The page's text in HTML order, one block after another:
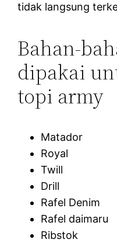
tidak langsung
Bahan-
dipakai
topi army
Matador
Royal
Twill
Drill
Rafel Denim
Rafel daimaru
Ribstok